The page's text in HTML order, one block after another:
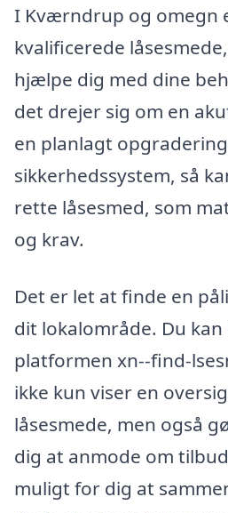
I Kværndrup og omegn
kvalificerede
hjælpe dig med dine
det drejer sig om en
en planlagt
sikkerhedssystem, så
rette låsesmed, som
og krav.
Det er let at finde en
dit lokalområde. Du
platformen xn--find-
ikke kun viser en
låsesmede, men også
dig at anmode om
muligt for dig at